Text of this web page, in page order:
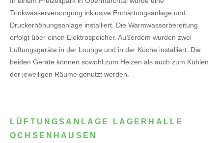
Trinkwasserversorgung inklusive Enthärtungsanlage und
Druckerhöhungsanlage installiert. Die Warmwasserbereitung
erfolgt über einen Elektrospeicher. Außerdem wurden zwei
Lüftungsgeräte in der Lounge und in der Küche installiert. Die
beiden Geräte können sowohl zum Heizen als auch zum Kühlen
der jeweiligen Räume genutzt werden.
LÜFTUNGSANLAGE LAGERHALLE
OCHSENHAUSEN